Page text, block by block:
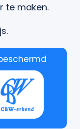
te maken.